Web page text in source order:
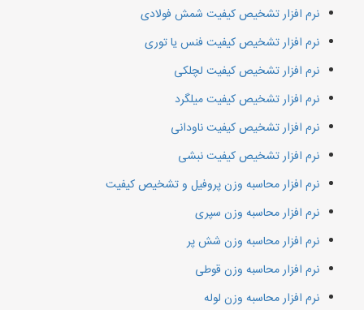
نرم افزار تشخیص کیفیت شمش فولادی
نرم افزار تشخیص کیفیت فنس یا توری
نرم افزار تشخیص کیفیت لچلکی
نرم افزار تشخیص کیفیت میلگرد
نرم افزار تشخیص کیفیت ناودانی
نرم افزار تشخیص کیفیت نبشی
نرم افزار محاسبه وزن پروفیل و تشخیص کیفیت
نرم افزار محاسبه وزن سپری
نرم افزار محاسبه وزن شش پر
نرم افزار محاسبه وزن قوطی
نرم افزار محاسبه وزن لوله